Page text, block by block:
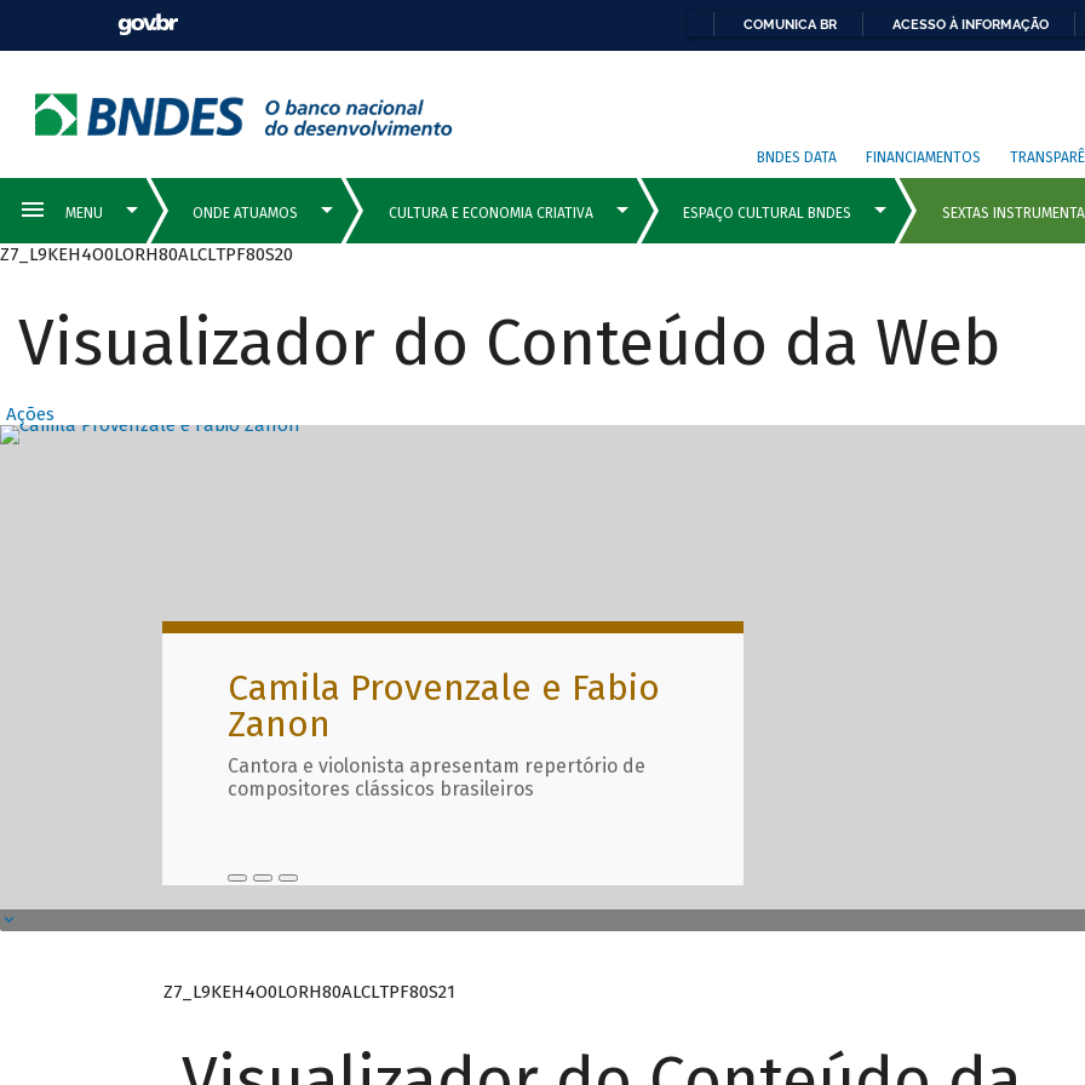
COMUNICA BR ACESSO À INFORMAÇÃO
BNDES DATA FINANCIAMENTOS
Z7_L9KEH4O0LORH80ALCLTPF80S20
Visualizador do Conteúdo da Web
Ações
Destaques Principais com
Camila Provenzale e Fabio
Zanon
Cantora e violonista apresentam repertório de
compositores clássicos brasileiros
Z7_L9KEH4O0LORH80ALCLTPF80S21